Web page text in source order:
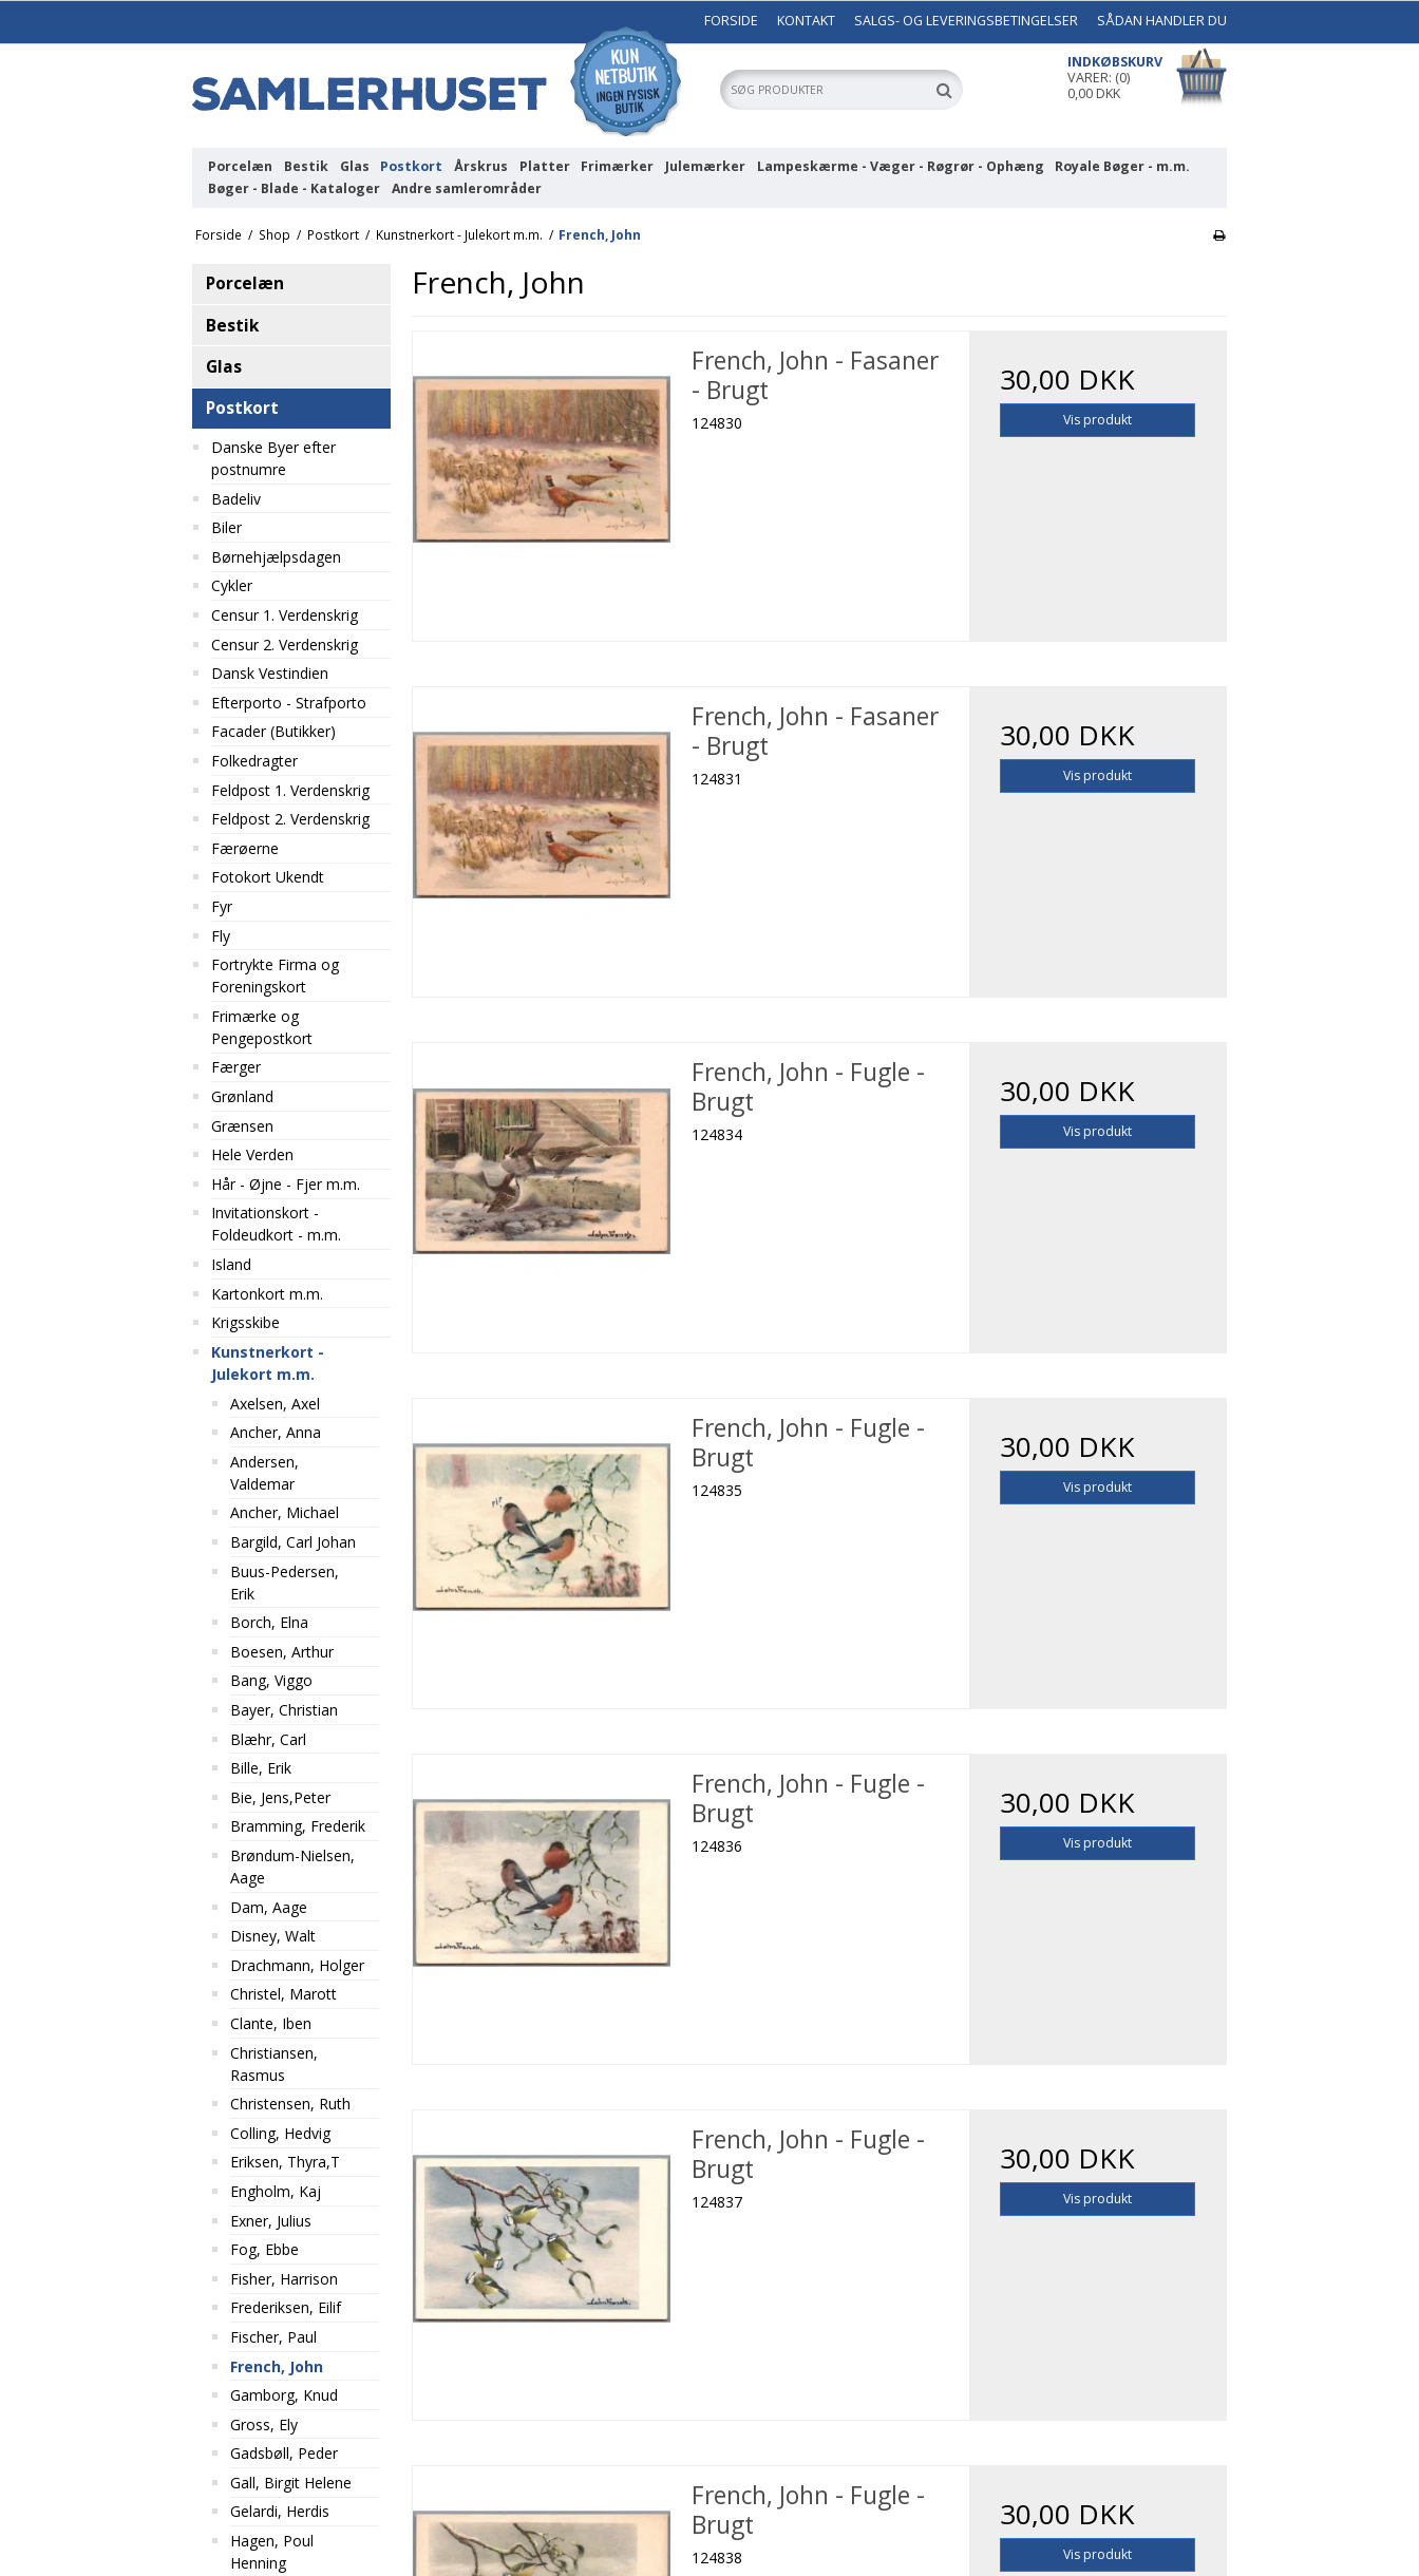
FORSIDE KONTAKT SALGS- OG LEVERINGSBETINGELSER SÅDAN HANDLER DU
INDKØBSKURV
VARER: (0)
0,00 DKK
Porcelæn Bestik Glas Postkort Årskrus Platter Frimærker Julemærker Lampeskærme - Væger - Røgrør - Ophæng
Royale Bøger - m.m.
Bøger - Blade - Kataloger
Andre samlerområder
Forside / Shop / Postkort / Kunstnerkort - Julekort m.m. / French, John
Porcelæn
Bestik
Glas
Postkort
Danske Byer efter
postnumre
Badeliv
Biler
Børnehjælpsdagen
Cykler
Censur 1. Verdenskrig
Censur 2. Verdenskrig
Dansk Vestindien
Efterporto - Strafporto
Facader (Butikker)
Folkedragter
Feldpost 1. Verdenskrig
Feldpost 2. Verdenskrig
Færøerne
Fotokort Ukendt
Fyr
Fly
Fortrykte Firma og
Foreningskort
Frimærke og
Pengepostkort
Færger
Grønland
Grænsen
Hele Verden
Hår - Øjne - Fjer m.m.
Invitationskort -
Foldeudkort - m.m.
Island
Kartonkort m.m.
Krigsskibe
Kunstnerkort -
Julekort m.m.
Axelsen, Axel
Ancher, Anna
Andersen,
Valdemar
Ancher, Michael
Bargild, Carl Johan
Buus-Pedersen,
Erik
Borch, Elna
Boesen, Arthur
Bang, Viggo
Bayer, Christian
Blæhr, Carl
Bille, Erik
Bie, Jens,Peter
Bramming, Frederik
Brøndum-Nielsen,
Aage
Dam, Aage
Disney, Walt
Drachmann, Holger
Christel, Marott
Clante, Iben
Christiansen,
Rasmus
Christensen, Ruth
Colling, Hedvig
Eriksen, Thyra,T
Engholm, Kaj
Exner, Julius
Fog, Ebbe
Fisher, Harrison
Frederiksen, Eilif
Fischer, Paul
French, John
Gamborg, Knud
Gross, Ely
Gadsbøll, Peder
Gall, Birgit Helene
Gelardi, Herdis
Hagen, Poul
Henning
French, John
French, John - Fasaner
- Brugt
124830
30,00 DKK
Vis produkt
French, John - Fasaner
- Brugt
124831
30,00 DKK
Vis produkt
French, John - Fugle -
Brugt
124834
30,00 DKK
Vis produkt
French, John - Fugle -
Brugt
124835
30,00 DKK
Vis produkt
French, John - Fugle -
Brugt
124836
30,00 DKK
Vis produkt
French, John - Fugle -
Brugt
124837
30,00 DKK
Vis produkt
French, John - Fugle -
Brugt
124838
30,00 DKK
Vis produkt